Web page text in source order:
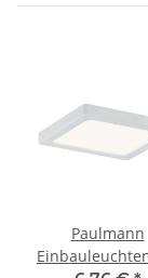
Paulmann